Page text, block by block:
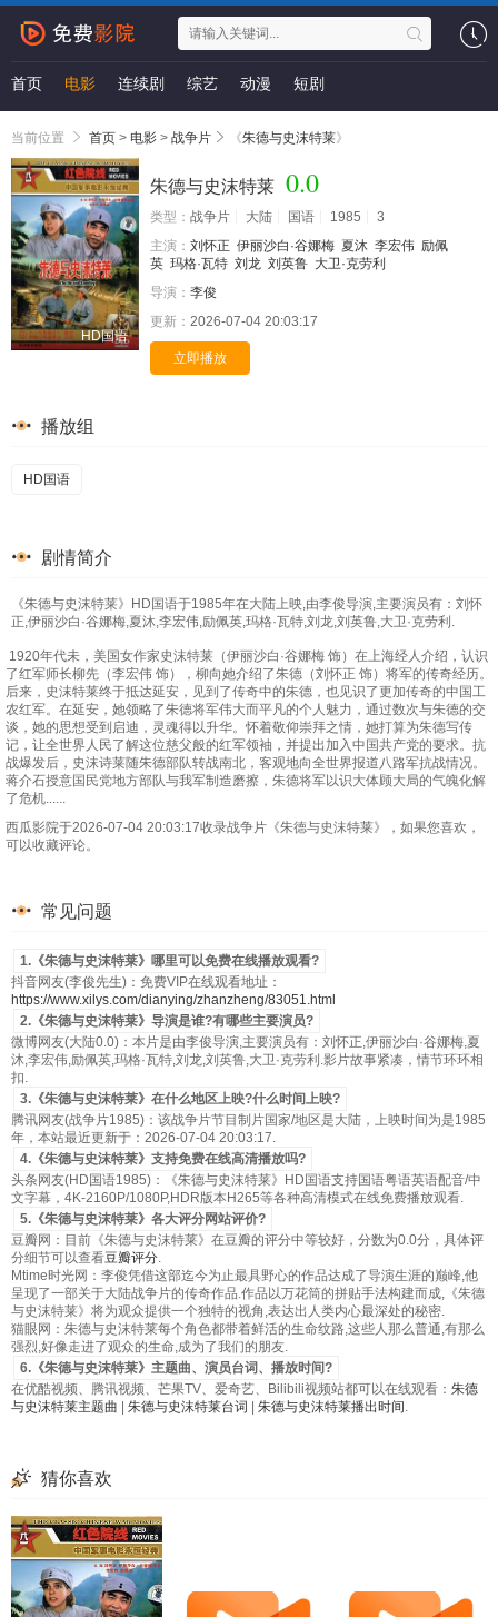
首页 电影 连续剧 综艺 动漫 短剧
当前位置 首页 > 电影 > 战争片 《朱德与史沫特莱》
HD国语
朱德与史沫特莱 0.0
类型： 战争片 大陆 国语 1985
3
主演： 刘怀正 伊丽沙白·谷娜梅 夏沐 李宏伟 励佩
英 玛格·瓦特 刘龙 刘英鲁 大卫·克劳利
导演： 李俊
更新： 2026-07-04 20:03:17
立即播放
播放组
HD国语
剧情简介
《朱德与史沫特莱》HD国语于1985年在大陆上映,由李俊导演,主要演员有：刘怀
正,伊丽沙白·谷娜梅,夏沐,李宏伟,励佩英,玛格·瓦特,刘龙,刘英鲁,大卫·克劳利.
1920年代未，美国女作家史沫特莱（伊丽沙白·谷娜梅 饰）在上海经人介绍，认识
了红军师长柳先（李宏伟 饰），柳向她介绍了朱德（刘怀正 饰）将军的传奇经历。
后来，史沫特莱终于抵达延安，见到了传奇中的朱德，也见识了更加传奇的中国工
农红军。在延安，她领略了朱德将军伟大而平凡的个人魅力，通过数次与朱德的交
谈，她的思想受到启迪，灵魂得以升华。怀着敬仰崇拜之情，她打算为朱德写传
记，让全世界人民了解这位慈父般的红军领袖，并提出加入中国共产党的要求。抗
战爆发后，史沫诗莱随朱德部队转战南北，客观地向全世界报道八路军抗战情况。
蒋介石授意国民党地方部队与我军制造磨擦，朱德将军以识大体顾大局的气魄化解
了危机......
西瓜影院于2026-07-04 20:03:17收录战争片《朱德与史沫特莱》，如果您喜欢，
可以收藏评论。
常见问题
1.《朱德与史沫特莱》哪里可以免费在线播放观看?
抖音网友(李俊先生)：免费VIP在线观看地址：
https://www.xilys.com/dianying/zhanzheng/83051.html
2.《朱德与史沫特莱》导演是谁?有哪些主要演员?
微博网友(大陆0.0)：本片是由李俊导演,主要演员有：刘怀正,伊丽沙白·谷娜梅,夏
沐,李宏伟,励佩英,玛格·瓦特,刘龙,刘英鲁,大卫·克劳利.影片故事紧凑，情节环环相
扣.
3.《朱德与史沫特莱》在什么地区上映?什么时间上映?
腾讯网友(战争片1985)：该战争片节目制片国家/地区是大陆，上映时间为是1985
年，本站最近更新于：2026-07-04 20:03:17.
4.《朱德与史沫特莱》支持免费在线高清播放吗?
头条网友(HD国语1985)：《朱德与史沫特莱》HD国语支持国语粤语英语配音/中
文字幕，4K-2160P/1080P,HDR版本H265等各种高清模式在线免费播放观看.
5.《朱德与史沫特莱》各大评分网站评价?
豆瓣网：目前《朱德与史沫特莱》在豆瓣的评分中等较好，分数为0.0分，具体评
分细节可以查看豆瓣评分.
Mtime时光网：李俊凭借这部迄今为止最具野心的作品达成了导演生涯的巅峰,他
呈现了一部关于大陆战争片的传奇作品.作品以万花筒的拼贴手法构建而成,《朱德
与史沫特莱》将为观众提供一个独特的视角,表达出人类内心最深处的秘密.
猫眼网：朱德与史沫特莱每个角色都带着鲜活的生命纹路,这些人那么普通,有那么
强烈,好像走进了观众的生命,成为了我们的朋友.
6.《朱德与史沫特莱》主题曲、演员台词、播放时间?
在优酷视频、腾讯视频、芒果TV、爱奇艺、Bilibili视频站都可以在线观看： 朱德
与史沫特莱主题曲
朱德与史沫特莱台词 朱德与史沫特莱播出时间 .
猜你喜欢